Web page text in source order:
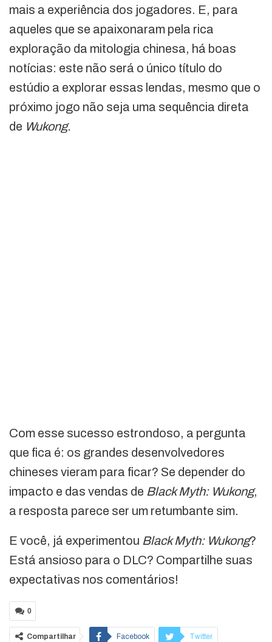
mais a experiência dos jogadores. E, para
aqueles que se apaixonaram pela rica
exploração da mitologia chinesa, há boas
notícias: este não será o único título do
estúdio a explorar essas lendas, mesmo que o
próximo jogo não seja uma sequência direta
de Wukong.
Com esse sucesso estrondoso, a pergunta
que fica é: os grandes desenvolvedores
chineses vieram para ficar? Se depender do
impacto e das vendas de Black Myth: Wukong,
a resposta parece ser um retumbante sim.
E você, já experimentou Black Myth: Wukong?
Está ansioso para o DLC? Compartilhe suas
expectativas nos comentários!
0
Compartilhar Facebook Twitter